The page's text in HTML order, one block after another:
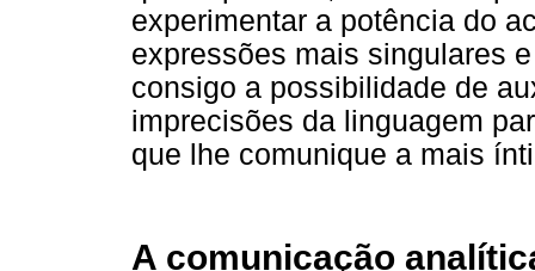
experimentar a potência do
expressões mais singulares
consigo a possibilidade de
imprecisões da linguagem
que lhe comunique a mais
A comunicação